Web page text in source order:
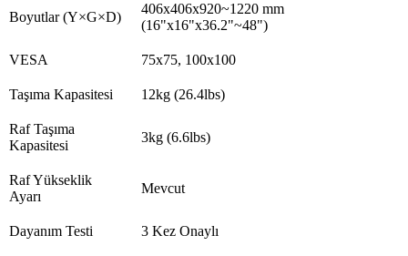
Boyutlar (Y×G×D)
406x406x920~1220 mm
(16"x16"x36.2"~48")
VESA 75x75, 100x100
Taşıma Kapasitesi 12kg (26.4lbs)
Raf Taşıma
Kapasitesi
3kg (6.6lbs)
Raf Yükseklik
Ayarı
Mevcut
Dayanım Testi 3 Kez Onaylı